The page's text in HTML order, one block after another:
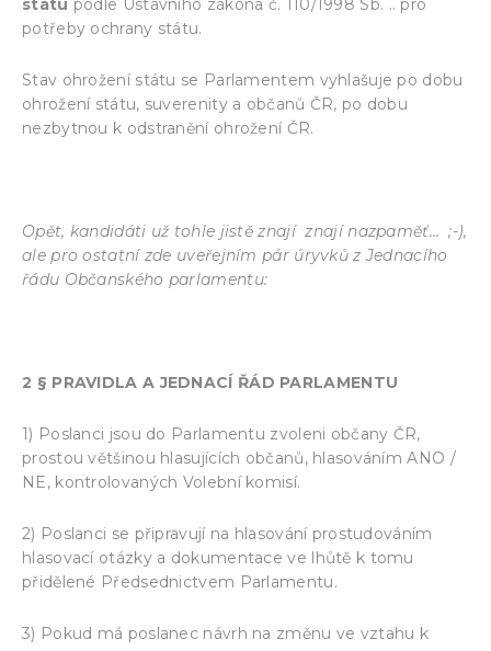
potřeby ochrany státu.
Stav ohrožení státu se Parlamentem vyhlašuje po dobu
ohrožení státu, suverenity a občanů ČR, po dobu
nezbytnou k odstranění ohrožení ČR.
Opět, kandidáti už tohle jistě znají znají nazpaměť… ;-),
ale pro ostatní zde uveřejním pár úryvků z Jednacího
řádu Občanského parlamentu:
2 § PRAVIDLA A JEDNACÍ ŘÁD PARLAMENTU
1) Poslanci jsou do Parlamentu zvoleni občany ČR,
prostou většinou hlasujících občanů, hlasováním ANO /
NE, kontrolovaných Volební komisí.
2) Poslanci se připravují na hlasování prostudováním
hlasovací otázky a dokumentace ve lhůtě k tomu
přidělené Předsednictvem Parlamentu.
3) Pokud má poslanec návrh na změnu ve vztahu k